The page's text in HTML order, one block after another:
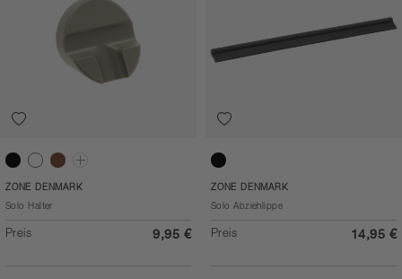
BlackWhiteTaupeGrey
ZONE DENMARK
Solo Halter
Preis 9,95 €
Black
ZONE DENMARK
Solo Abziehlippe
Preis 14,95 €